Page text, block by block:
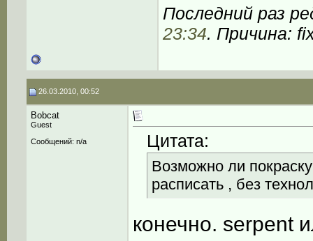
Последний раз
23:34. Причина:
26.03.2010, 00:52
Bobcat
Guest
Сообщений: n/a
Цитата:
Возможно ли
расписать , без
конечно. serpent